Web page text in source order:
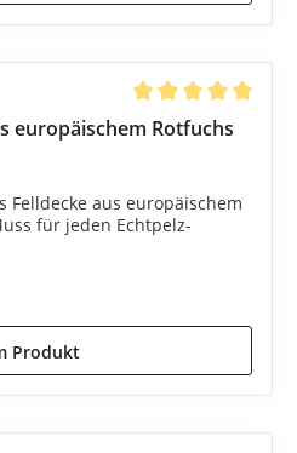
Durchschnittliche
europäischem Rotfuchs
Felldecke aus europäischem
für jeden Echtpelz-
Produkt